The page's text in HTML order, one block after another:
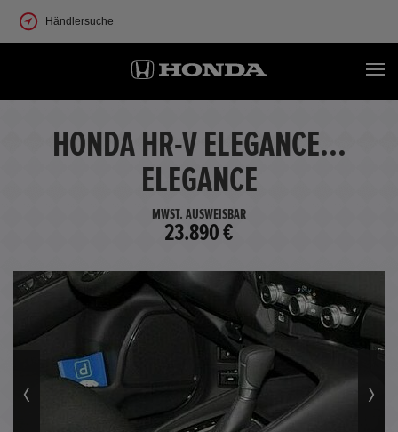
Händlersuche
HONDA HR-V ELEGANCE...
ELEGANCE
MWST. AUSWEISBAR
23.890 €